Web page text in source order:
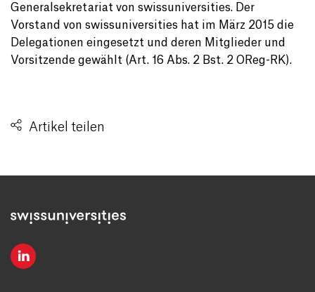
Generalsekretariat von swissuniversities. Der
Vorstand von swissuniversities hat im März 2015 die
Delegationen eingesetzt und deren Mitglieder und
Vorsitzende gewählt (Art. 16 Abs. 2 Bst. 2 OReg-RK).
Artikel teilen